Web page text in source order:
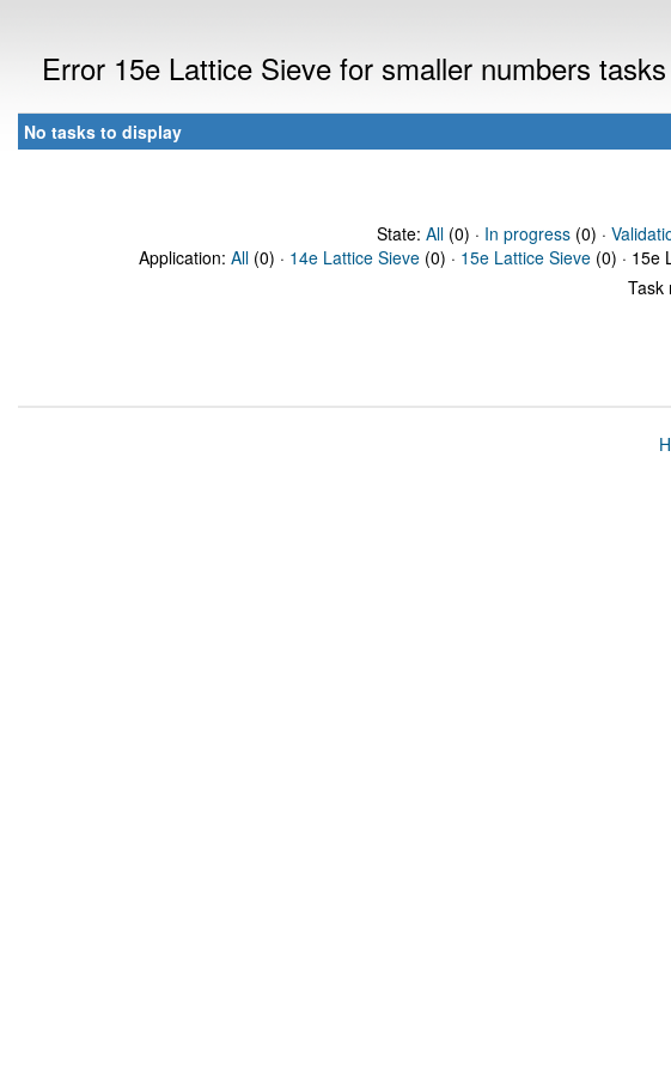
Error 15e Lattice Sieve for smaller numbers
No tasks to display
State: All(0) · In progress(0) ·
Application: All (0) · 14e Lattice Sieve (0) · 15e Lattice Sieve (0) · 15e
Task